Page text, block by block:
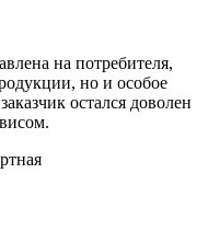
на потребителя,
но и особое
остался доволен